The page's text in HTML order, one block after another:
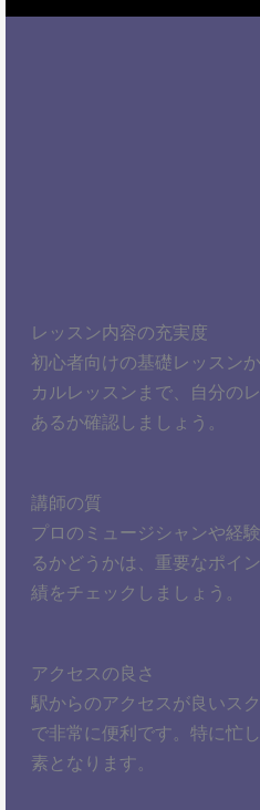
レッスン内容の充実度
初心者向けの基礎レッスン
カルレッスンまで、自分の
あるか確認しましょう。
講師の質
プロのミュージシャンや経
るかどうかは、重要なポイ
績をチェックしましょう。
アクセスの良さ
駅からのアクセスが良いス
で非常に便利です。特に忙
素となります。